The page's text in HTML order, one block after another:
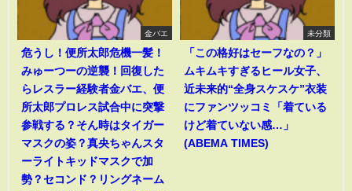
金バエ
危うし！便所太郎危機一髪！
みゅーつーの逆襲！回復した
らレスラー経験者金バエ、便
所太郎プロレス試合中に突撃
参戦する？そん時はタイガー
マスクの姿？真央ちゃんスタ
ーライトキッドマスクで加
勢？セコンド？リングネーム
未分類
「この格好はセーフなの？」
ムキムキすぎるヒール女子、
近未来的“全身スケスケ”衣装
にファンツッコミ「着ている
けど着ていない感…」
(ABEMA TIMES)